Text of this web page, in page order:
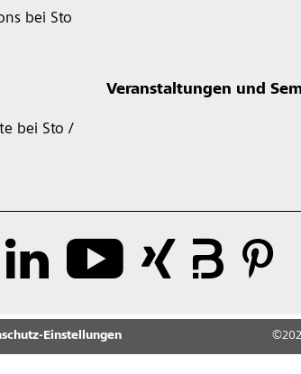
bei Sto
bei Sto /
Veranstaltungen und
Einstellungen ©